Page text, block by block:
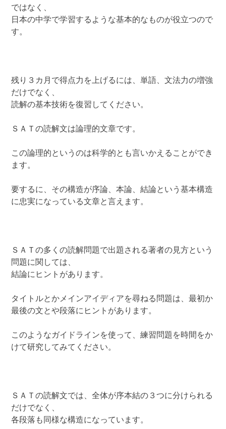
ではなく、
日本の中学で学習するような基本的なものが役立つので
す。
残り３カ月で得点力を上げるには、単語、文法力の増強
だけでなく、
読解の基本技術を復習してください。
ＳＡＴの読解文は論理的文章です。
この論理的というのは科学的とも言いかえることができ
ます。
要するに、その構造が序論、本論、結論という基本構造
に忠実になっている文章と言えます。
ＳＡＴの多くの読解問題で出題される著者の見方という
問題に関しては、
結論にヒントがあります。
タイトルとかメインアイディアを尋ねる問題は、最初か
最後の文とや段落にヒントがあります。
このようなガイドラインを使って、練習問題を時間をか
けて研究してみてください。
ＳＡＴの読解文では、全体が序本結の３つに分けられる
だけでなく、
各段落も同様な構造になっています。